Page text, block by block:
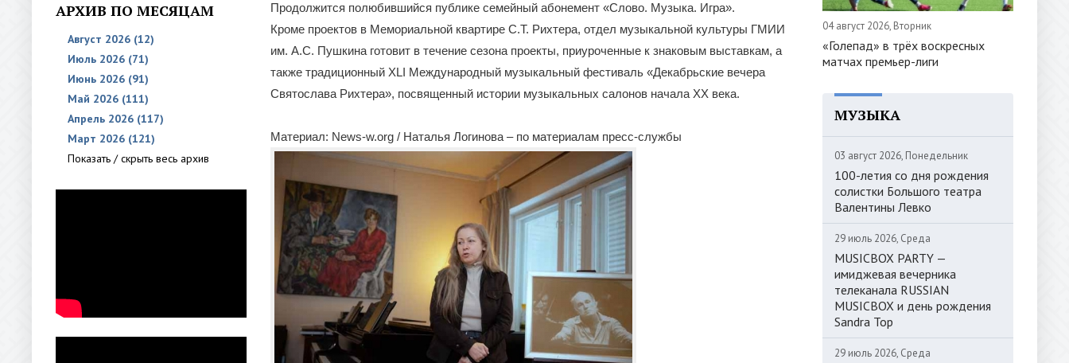
АРХИВ ПО МЕСЯЦАМ
Август 2026 (12)
Июль 2026 (71)
Июнь 2026 (91)
Май 2026 (111)
Апрель 2026 (117)
Март 2026 (121)
Показать / скрыть весь архив
Продолжится полюбившийся публике семейный абонемент «Слово. Музыка. Игра».
Кроме проектов в Мемориальной квартире С.Т. Рихтера, отдел музыкальной культуры ГМИИ
им. А.С. Пушкина готовит в течение сезона проекты, приуроченные к знаковым выставкам, а
также традиционный XLI Международный музыкальный фестиваль «Декабрьские вечера
Святослава Рихтера», посвященный истории музыкальных салонов начала XX века.
Материал: News-w.org / Наталья Логинова – по материалам пресс-службы
04 август 2026, Вторник
«Голепад» в трёх воскресных
матчах премьер-лиги
МУЗЫКА
03 август 2026, Понедельник
100-летия со дня рождения
солистки Большого театра
Валентины Левко
29 июль 2026, Среда
MUSICBOX PARTY —
имиджевая вечерника
телеканала RUSSIAN
MUSICBOX и день рождения
Sandra Top
29 июль 2026, Среда